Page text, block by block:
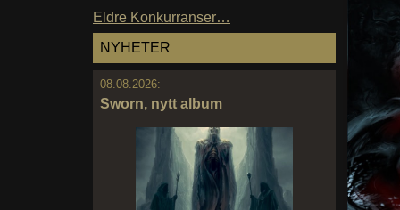
Eldre Konkurranser…
NYHETER
08.08.2026:
Sworn, nytt album